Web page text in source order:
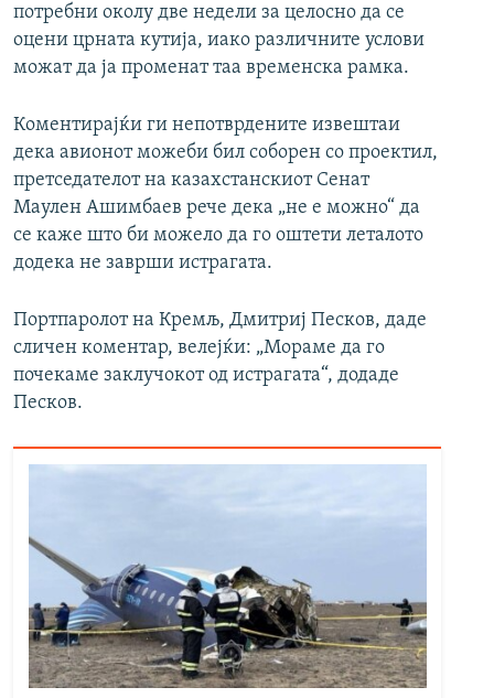
потребни околу две недели за целосно да се
оцени црната кутија, иако различните услови
можат да ја променат таа временска рамка.
Коментирајќи ги непотврдените извештаи
дека авионот можеби бил соборен со проектил,
претседателот на казахстанскиот Сенат
Маулен Ашимбаев рече дека „не е можно“ да
се каже што би можело да го оштети леталото
додека не заврши истрагата.
Портпаролот на Кремљ, Дмитриј Песков, даде
сличен коментар, велејќи: „Мораме да го
почекаме заклучокот од истрагата“, додаде
Песков.